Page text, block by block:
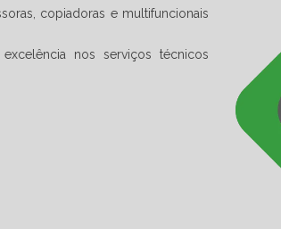
Através de profissionais
Buscando conciliar agilidade